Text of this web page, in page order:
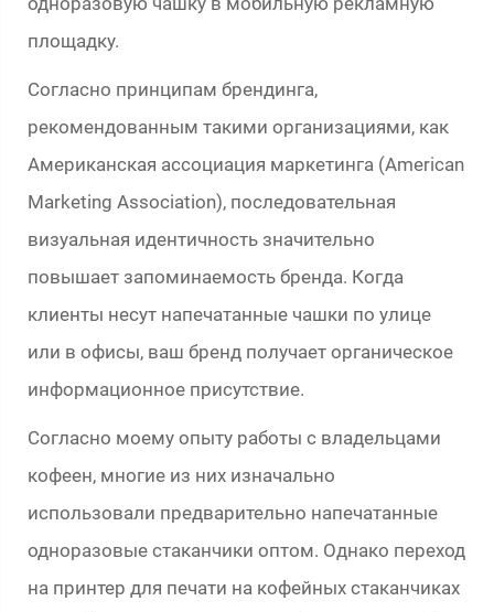
площадку.
Согласно принципам брендинга,
рекомендованным такими организациями, как
Американская ассоциация маркетинга (American
Marketing Association), последовательная
визуальная идентичность значительно
повышает запоминаемость бренда. Когда
клиенты несут напечатанные чашки по улице
или в офисы, ваш бренд получает органическое
информационное присутствие.
Согласно моему опыту работы с владельцами
кофеен, многие из них изначально
использовали предварительно напечатанные
одноразовые стаканчики оптом. Однако переход
на принтер для печати на кофейных стаканчиках